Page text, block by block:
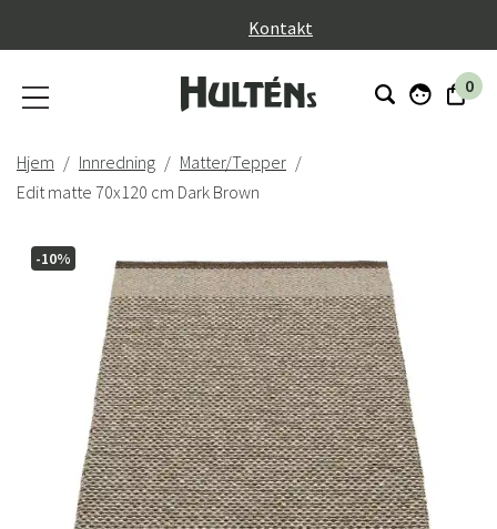
Kontakt
0
Hjem Innredning
Matter/Tepper
Edit matte 70x120 cm Dark Brown
-10%